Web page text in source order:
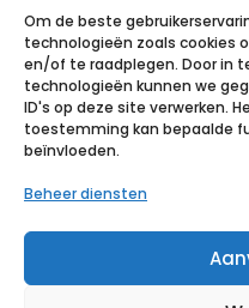
Om de beste
technologieën zoals cookies
en/of te raadplegen. Door in
technologieën kunnen we
ID's op deze site verwerken.
toestemming kan bepaalde
beïnvloeden.
Beheer diensten
STERILUX ES6-
10x20cm 12pl.st.
5×1 p/s
Voeg toe aan